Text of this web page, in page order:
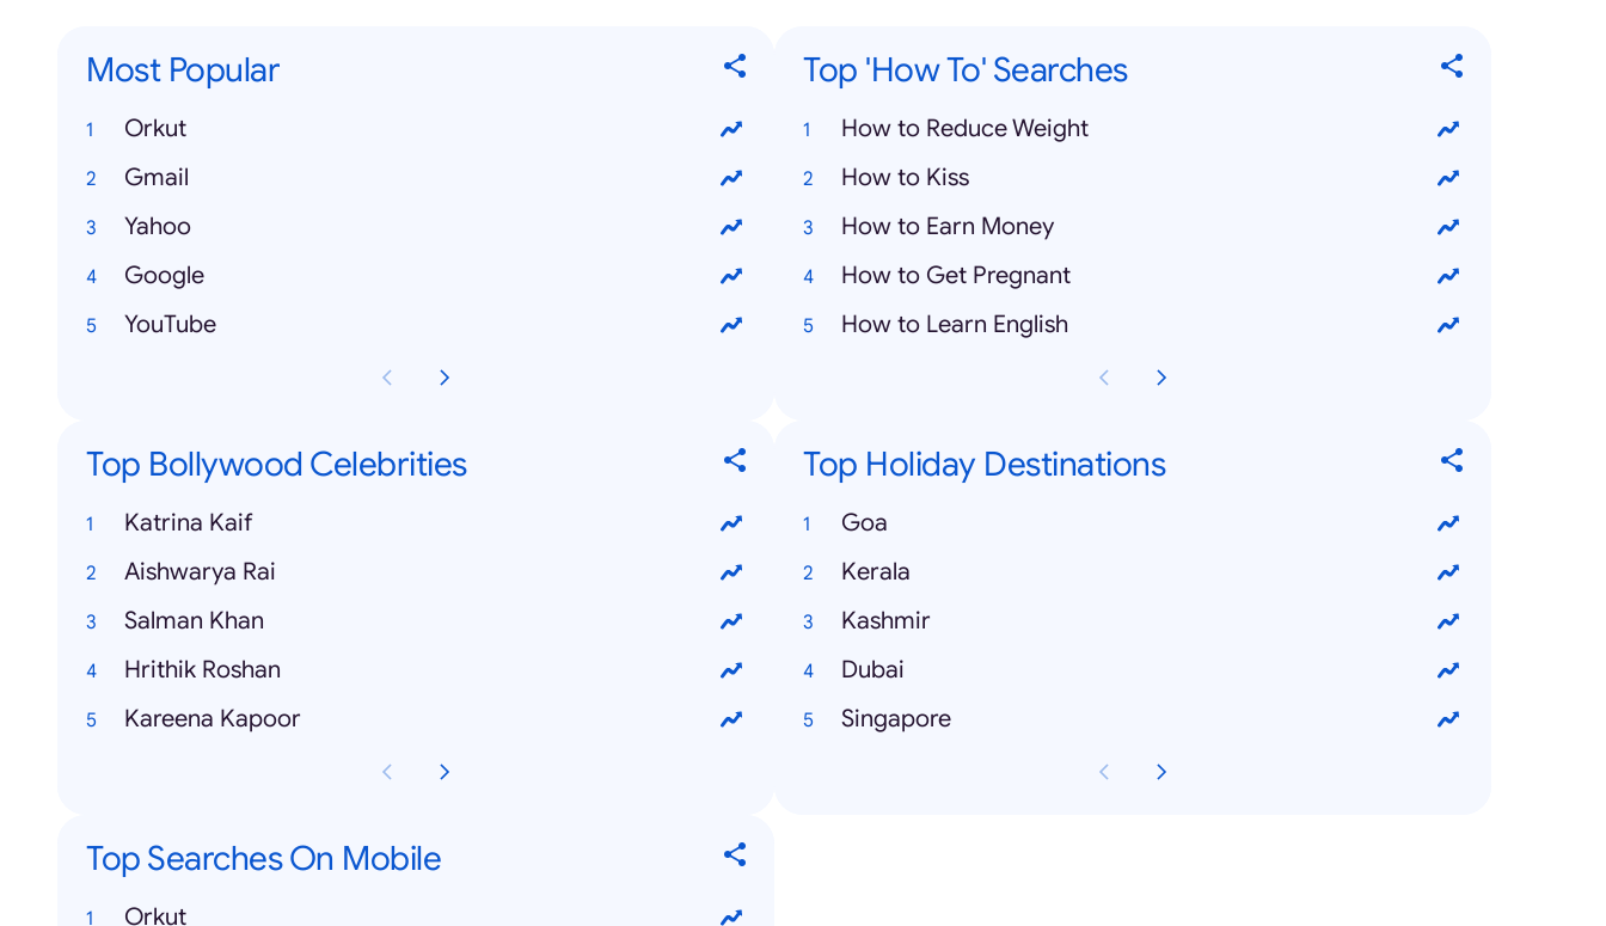
Most Popular
Orkut
Gmail
Yahoo
Google
YouTube
Top 'How To' Searches
How to Reduce Weight
How to Kiss
How to Earn Money
How to Get Pregnant
How to Learn English
Top Bollywood Celebrities
Katrina Kaif
Aishwarya Rai
Salman Khan
Hrithik Roshan
Kareena Kapoor
Top Holiday Destinations
Goa
Kerala
Kashmir
Dubai
Singapore
Top Searches On Mobile
Orkut